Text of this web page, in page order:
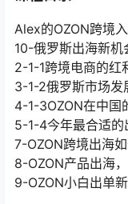
Alex的OZON跨境
10-俄罗斯出海新
2-1-1跨境电商的红
3-1-2俄罗斯市场发
4-1-3OZON在中国
5-1-4今年最合适的
7-OZON跨境出海
8-OZON产品出海
9-OZON小白出单